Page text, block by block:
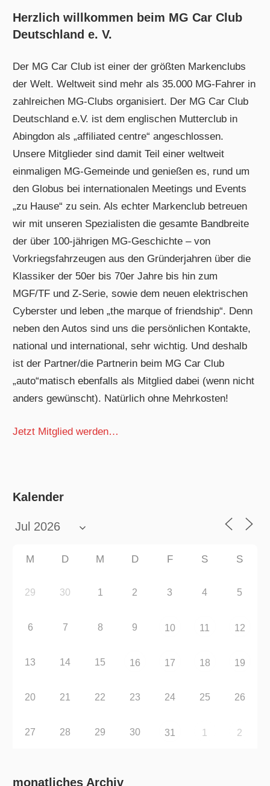
Herzlich willkommen beim MG Car Club
Deutschland e. V.
Der MG Car Club ist einer der größten Markenclubs
der Welt. Weltweit sind mehr als 35.000 MG-Fahrer in
zahlreichen MG-Clubs organisiert. Der MG Car Club
Deutschland e.V. ist dem englischen Mutterclub in
Abingdon als „affiliated centre“ angeschlossen.
Unsere Mitglieder sind damit Teil einer weltweit
einmaligen MG-Gemeinde und genießen es, rund um
den Globus bei internationalen Meetings und Events
„zu Hause“ zu sein. Als echter Markenclub betreuen
wir mit unseren Spezialisten die gesamte Bandbreite
der über 100-jährigen MG-Geschichte – von
Vorkriegsfahrzeugen aus den Gründerjahren über die
Klassiker der 50er bis 70er Jahre bis hin zum
MGF/TF und Z-Serie, sowie dem neuen elektrischen
Cyberster und leben „the marque of friendship“. Denn
neben den Autos sind uns die persönlichen Kontakte,
national und international, sehr wichtig. Und deshalb
ist der Partner/die Partnerin beim MG Car Club
„auto“matisch ebenfalls als Mitglied dabei (wenn nicht
anders gewünscht). Natürlich ohne Mehrkosten!
Jetzt Mitglied werden…
Kalender
M D M D F S S
29 30 1 2 3 4 5
6 7 8 9 10 11 12
13 14 15 16 17 18 19
20 21 22 23 24 25 26
27 28 29 30 31 1 2
monatliches Archiv